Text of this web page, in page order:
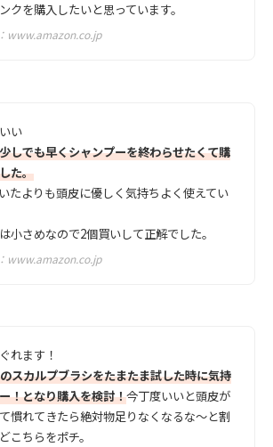
クを購入したいと思っています。
www.amazon.co.jp
い
しでも早くシャンプーを終わらせたくて購
た。
たよりも頭皮に優しく気持ちよく使えてい
小さめなので2個買いして正解でした。
www.amazon.co.jp
れます！
スカルプブラシをたまたま試した時に気持
！となり購入を検討！今丁度いいと頭皮が
慣れてきたら絶対物足りなくなるな〜と割
こちらをポチ。